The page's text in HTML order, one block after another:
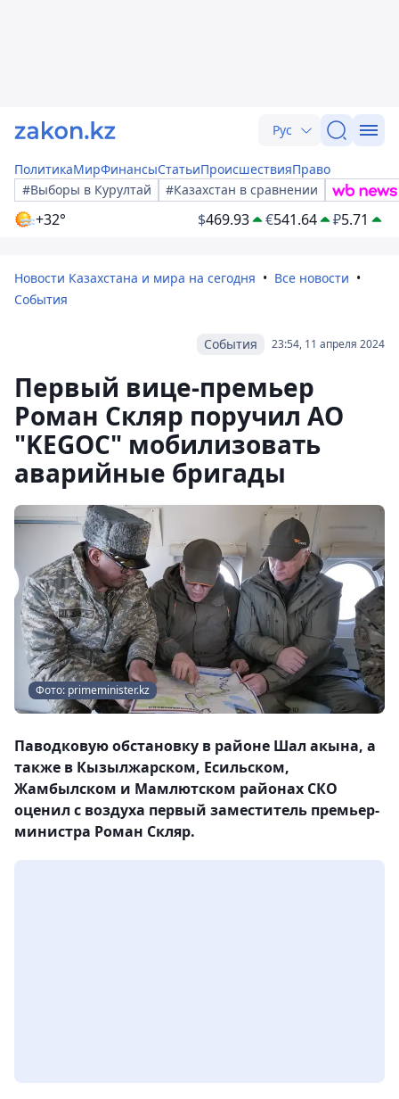
Рус
ПолитикаМирФинансыСтатьиПроисшествияПраво
#Выборы в Курултай
#Казахстан в сравнении
+32° $469.93 €541.64 ₽5.71
Новости Казахстана и мира на сегодня
Все новости
События
23:54, 11 апреля 2024
События
Первый вице-премьер
Роман Скляр поручил АО
"KEGOC" мобилизовать
аварийные бригады
Фото: primeminister.kz
Паводковую обстановку в районе Шал акына, а
также в Кызылжарском, Есильском,
Жамбылском и Мамлютском районах СКО
оценил с воздуха первый заместитель премьер-
министра Роман Скляр.